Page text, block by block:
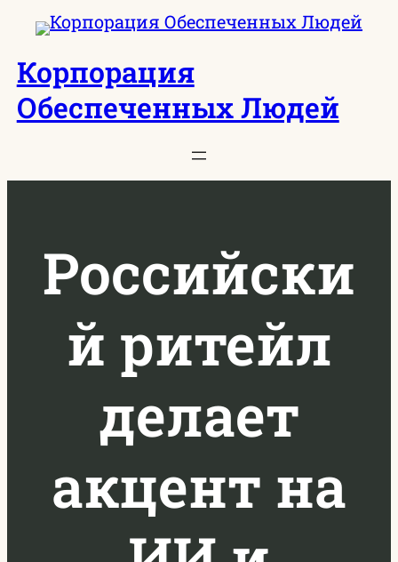
Перейти
содержимому
Корпорация
Обеспеченных Людей
Российски
й ритейл
делает
акцент на